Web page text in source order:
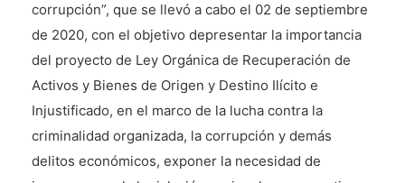
corrupción”, que se llevó a cabo el 02 de septiembre
de 2020, con el objetivo depresentar la importancia
del proyecto de Ley Orgánica de Recuperación de
Activos y Bienes de Origen y Destino Ilícito e
Injustificado, en el marco de la lucha contra la
criminalidad organizada, la corrupción y demás
delitos económicos, exponer la necesidad de